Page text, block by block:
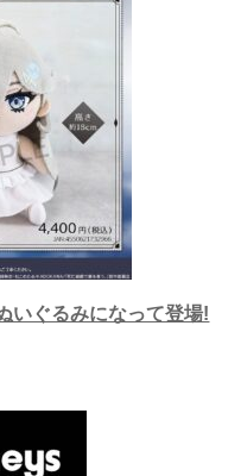
いぐるみになって登場!